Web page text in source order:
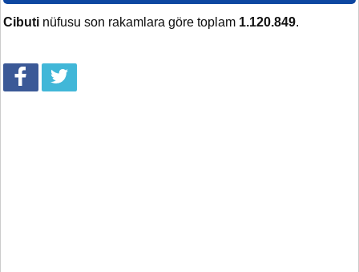
Cibuti nüfusu son rakamlara göre toplam 1.120.849.